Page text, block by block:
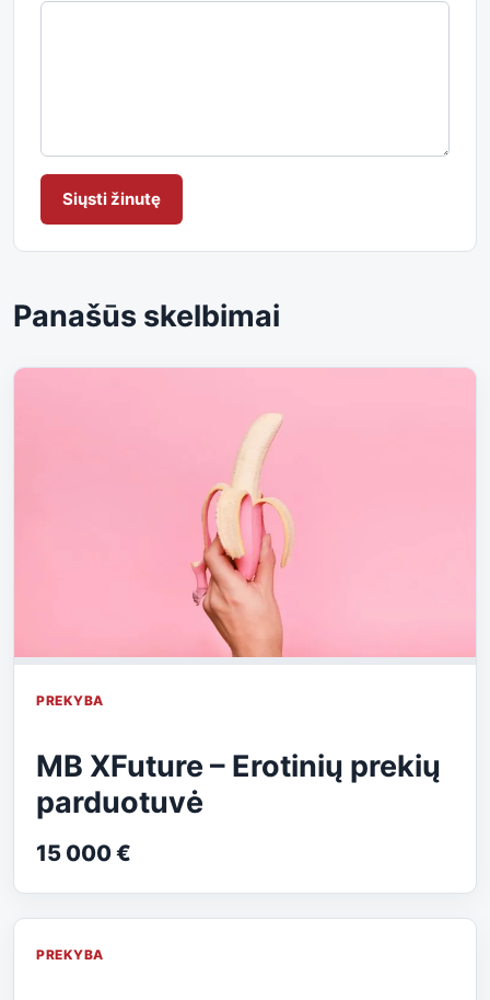
Siųsti žinutę
Panašūs skelbimai
PREKYBA
MB XFuture – Erotinių prekių
parduotuvė
15 000 €
PREKYBA